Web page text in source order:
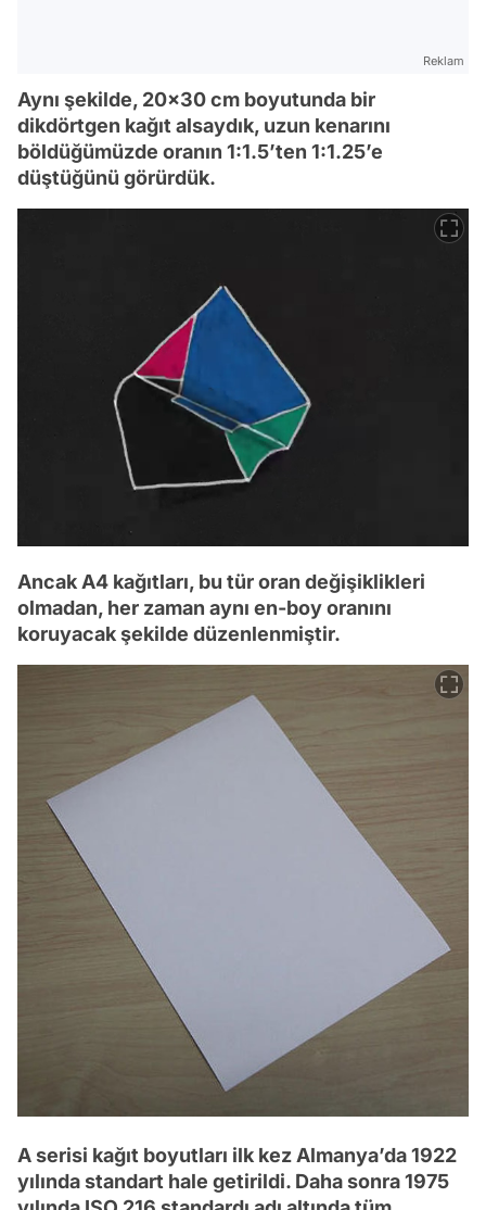
Reklam
Aynı şekilde, 20x30 cm boyutunda bir
dikdörtgen kağıt alsaydık, uzun kenarını
böldüğümüzde oranın 1:1.5’ten 1:1.25’e
düştüğünü görürdük.
Ancak A4 kağıtları, bu tür oran değişiklikleri
olmadan, her zaman aynı en-boy oranını
koruyacak şekilde düzenlenmiştir.
A serisi kağıt boyutları ilk kez Almanya’da 1922
yılında standart hale getirildi. Daha sonra 1975